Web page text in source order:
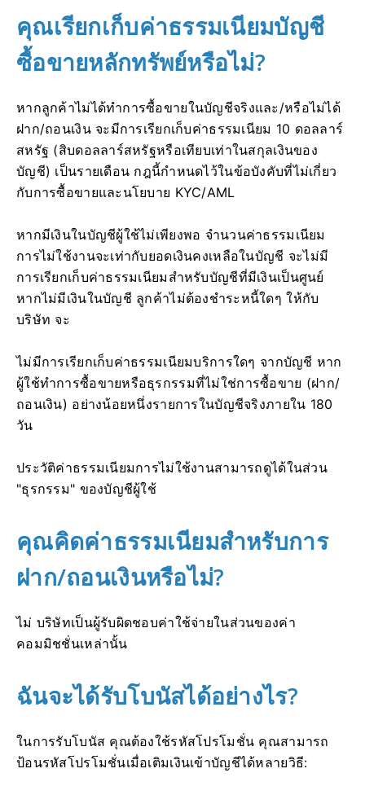
คุณเรียกเก็บค่าธรรมเนียมบัญชี
ซื้อขายหลักทรัพย์หรือไม่?
หากลูกค้าไม่ได้ทำการซื้อขายในบัญชีจริงและ/หรือไม่ได้
ฝาก/ถอนเงิน จะมีการเรียกเก็บค่าธรรมเนียม 10 ดอลลาร์
สหรัฐ (สิบดอลลาร์สหรัฐหรือเทียบเท่าในสกุลเงินของ
บัญชี) เป็นรายเดือน กฎนี้กำหนดไว้ในข้อบังคับที่ไม่เกี่ยว
กับการซื้อขายและนโยบาย KYC/AML
หากมีเงินในบัญชีผู้ใช้ไม่เพียงพอ จำนวนค่าธรรมเนียม
การไม่ใช้งานจะเท่ากับยอดเงินคงเหลือในบัญชี จะไม่มี
การเรียกเก็บค่าธรรมเนียมสำหรับบัญชีที่มีเงินเป็นศูนย์
หากไม่มีเงินในบัญชี ลูกค้าไม่ต้องชำระหนี้ใดๆ ให้กับ
บริษัท จะ
ไม่มีการเรียกเก็บค่าธรรมเนียมบริการใดๆ จากบัญชี หาก
ผู้ใช้ทำการซื้อขายหรือธุรกรรมที่ไม่ใช่การซื้อขาย (ฝาก/
ถอนเงิน) อย่างน้อยหนึ่งรายการในบัญชีจริงภายใน 180
วัน
ประวัติค่าธรรมเนียมการไม่ใช้งานสามารถดูได้ในส่วน
"ธุรกรรม" ของบัญชีผู้ใช้
คุณคิดค่าธรรมเนียมสำหรับการ
ฝาก/ถอนเงินหรือไม่?
ไม่ บริษัทเป็นผู้รับผิดชอบค่าใช้จ่ายในส่วนของค่า
คอมมิชชั่นเหล่านั้น
ฉันจะได้รับโบนัสได้อย่างไร?
ในการรับโบนัส คุณต้องใช้รหัสโปรโมชั่น คุณสามารถ
ป้อนรหัสโปรโมชั่นเมื่อเติมเงินเข้าบัญชีได้หลายวิธี: